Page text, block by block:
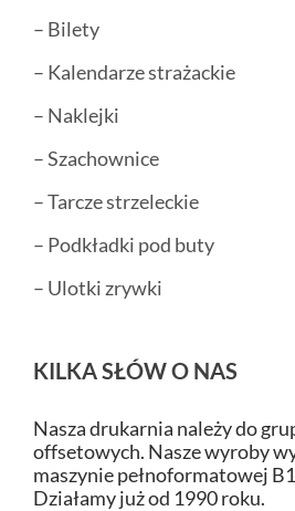
– Bilety
– Kalendarze strażackie
– Naklejki
– Szachownice
– Tarcze strzeleckie
– Podkładki pod buty
– Ulotki zrywki
KILKA SŁÓW O NAS
Nasza drukarnia należy do
offsetowych. Nasze wyroby
maszynie pełnoformatowej
Działamy już od 1990 roku.